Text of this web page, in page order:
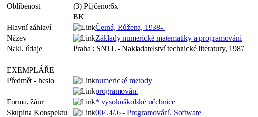
Oblíbenost
(3) Půjčeno:6x
BK
Hlavní záhlaví
Černá, Růžena, 1938-
Název
Základy numerické matematiky a programování
Nakl. údaje
Praha : SNTL - Nakladatelství technické literatury, 1987
EXEMPLÁŘE
Předmět - heslo
numerické metody
programování
Forma, žánr
* vysokoškolské učebnice
Skupina Konspektu
004.4/.6 - Programování. Software